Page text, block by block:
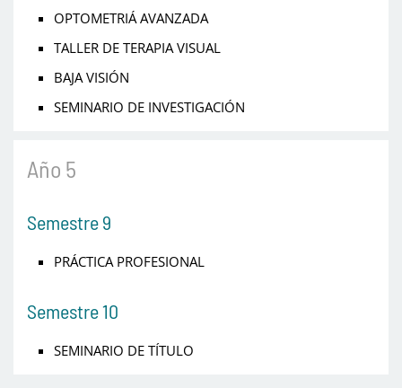
OPTOMETRIÁ AVANZADA
TALLER DE TERAPIA VISUAL
BAJA VISIÓN
SEMINARIO DE INVESTIGACIÓN
Año 5
Semestre 9
PRÁCTICA PROFESIONAL
Semestre 10
SEMINARIO DE TÍTULO